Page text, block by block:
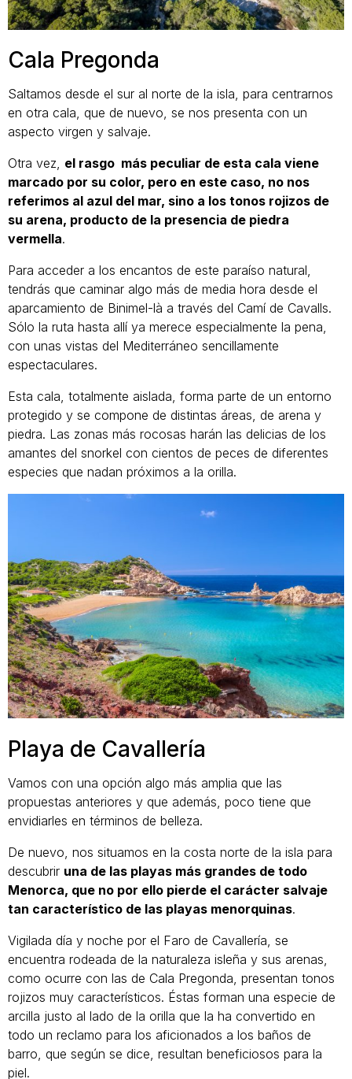
Cala Pregonda
Saltamos desde el sur al norte de la isla, para centrarnos
en otra cala, que de nuevo, se nos presenta con un
aspecto virgen y salvaje.
Otra vez, el rasgo más peculiar de esta cala viene
marcado por su color, pero en este caso, no nos
referimos al azul del mar, sino a los tonos rojizos de
su arena, producto de la presencia de piedra
vermella.
Para acceder a los encantos de este paraíso natural,
tendrás que caminar algo más de media hora desde el
aparcamiento de Binimel-là a través del Camí de Cavalls.
Sólo la ruta hasta allí ya merece especialmente la pena,
con unas vistas del Mediterráneo sencillamente
espectaculares.
Esta cala, totalmente aislada, forma parte de un entorno
protegido y se compone de distintas áreas, de arena y
piedra. Las zonas más rocosas harán las delicias de los
amantes del snorkel con cientos de peces de diferentes
especies que nadan próximos a la orilla.
Playa de Cavallería
Vamos con una opción algo más amplia que las
propuestas anteriores y que además, poco tiene que
envidiarles en términos de belleza.
De nuevo, nos situamos en la costa norte de la isla para
descubrir una de las playas más grandes de todo
Menorca, que no por ello pierde el carácter salvaje
tan característico de las playas menorquinas.
Vigilada día y noche por el Faro de Cavallería, se
encuentra rodeada de la naturaleza isleña y sus arenas,
como ocurre con las de Cala Pregonda, presentan tonos
rojizos muy característicos. Éstas forman una especie de
arcilla justo al lado de la orilla que la ha convertido en
todo un reclamo para los aficionados a los baños de
barro, que según se dice, resultan beneficiosos para la
piel.